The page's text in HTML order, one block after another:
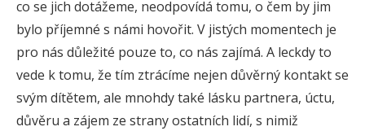
co se jich dotážeme, neodpovídá tomu, o čem by jim
bylo příjemné s námi hovořit. V jistých momentech je
pro nás důležité pouze to, co nás zajímá. A leckdy to
vede k tomu, že tím ztrácíme nejen důvěrný kontakt se
svým dítětem, ale mnohdy také lásku partnera, úctu,
důvěru a zájem ze strany ostatních lidí, s nimiž